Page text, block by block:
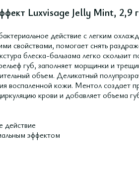
Luxvisage Jelly Mint, 2,9 г
действие с легким
свойствами, помогает снять
блеска-бальзама легко скользит
губ, заполняет морщинки и
объем. Деликатный
воспаленной кожи. Ментол создает
крови и добавляет объема
действие
эффектом